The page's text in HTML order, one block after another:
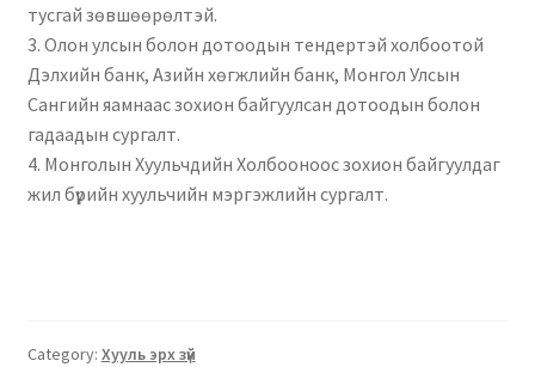
тусгай зөвшөөрөлтэй.
3. Олон улсын болон дотоодын тендертэй холбоотой
Дэлхийн банк, Азийн хөгжлийн банк, Монгол Улсын
Сангийн яамнаас зохион байгуулсан дотоодын болон
гадаадын сургалт.
4. Монголын Хуульчдийн Холбооноос зохион байгуулдаг
жил бүрийн хуульчийн мэргэжлийн сургалт.
Category: Хууль эрх зүй